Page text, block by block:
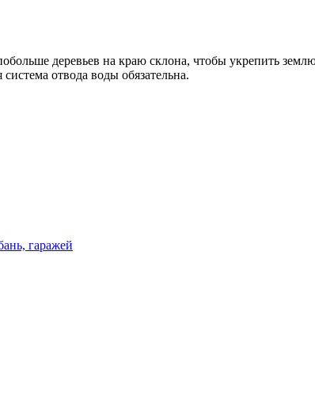
деревьев на краю склона, чтобы укрепить
отвода воды обязательна.
гаражей